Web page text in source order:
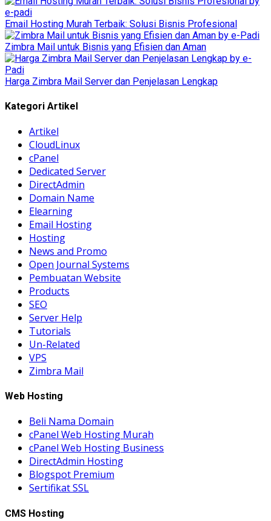
Email Hosting Murah Terbaik: Solusi Bisnis Profesional
Zimbra Mail untuk Bisnis yang Efisien dan Aman
Harga Zimbra Mail Server dan Penjelasan Lengkap
Kategori Artikel
Artikel
CloudLinux
cPanel
Dedicated Server
DirectAdmin
Domain Name
Elearning
Email Hosting
Hosting
News and Promo
Open Journal Systems
Pembuatan Website
Products
SEO
Server Help
Tutorials
Un-Related
VPS
Zimbra Mail
Web Hosting
Beli Nama Domain
cPanel Web Hosting Murah
cPanel Web Hosting Business
DirectAdmin Hosting
Blogspot Premium
Sertifikat SSL
CMS Hosting